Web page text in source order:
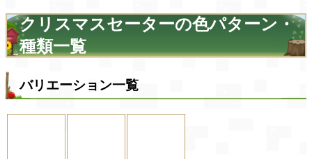
クリスマスセーターの色パターン・
種類一覧
バリエーション一覧